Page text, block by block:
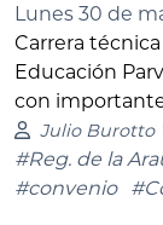
Lunes 30 de
Carrera
Educación
con
Julio Burotto
#Reg. de la
#convenio